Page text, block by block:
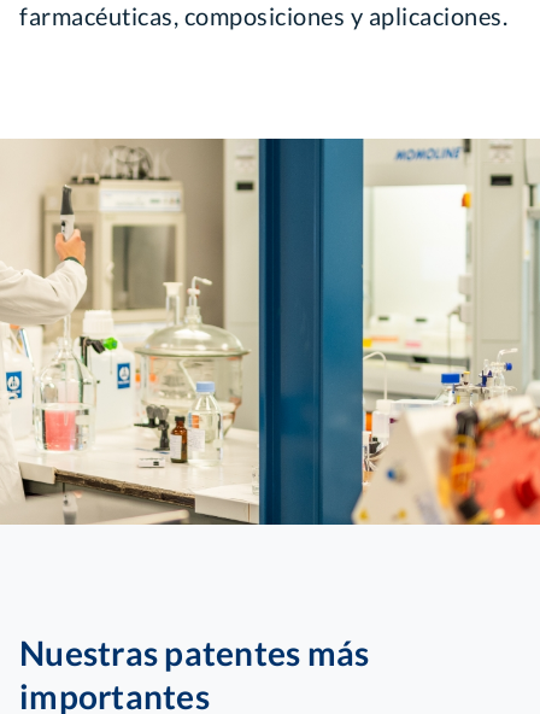
farmacéuticas, composiciones y aplicaciones.
Nuestras patentes más
importantes